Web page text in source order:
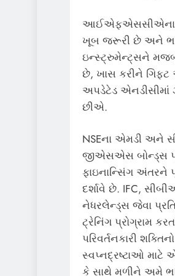
આઈએફએસસીએના
ખૂબ જરૂરી છે અને
ઇન્સ્ટ્રુમેન્ટ્સને
છે, ખાસ કરીને
અપડેટેડ એનડીસીમાં
છીએ.
NSEના એમડી અને
જીએસએસ બોન્ડ્સ
ફાઇનાન્સિંગ અંતરને
દર્શાવે છે. IFC,
નેધરલેન્ડ્સ જેવા
ટ્રેનિંગ પ્રોગ્રામ
પરિવર્તનકારી
સ્વપ્નદ્રષ્ટાઓ માટે
કે સાથે મળીને અમે